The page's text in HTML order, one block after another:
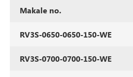
Makale no.
RV3S-0650-0650-150-WE
RV3S-0700-0700-150-WE